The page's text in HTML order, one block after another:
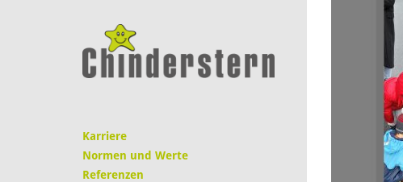
Karriere
Normen und Werte
Referenzen